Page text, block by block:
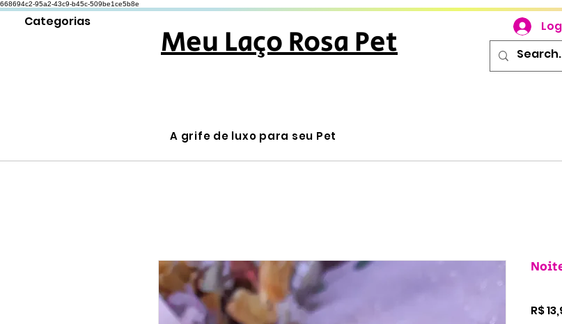
668694c2-95a2-43c9-b45c-509be1ce5b8e
Categorias
Meu Laço Rosa Pet
A grife de luxo para seu Pet
R$